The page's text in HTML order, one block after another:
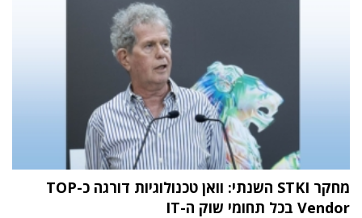
מחקר STKI השנתי: וואן טכנולוגיות דורגה כ-TOP
Vendor בכל תחומי שוק ה-IT